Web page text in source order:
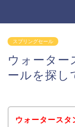
スプリングセール
ウォーター
ールを探し
ウォータースタ